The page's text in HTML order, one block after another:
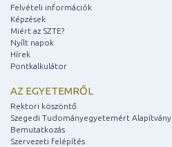
Felvételi információk
Képzések
Miért az SZTE?
Nyílt napok
Hírek
Pontkalkulátor
AZ EGYETEMRŐL
Rektori köszöntő
Szegedi Tudományegyetemért Alapítvány
Bemutatkozás
Szervezeti felépítés